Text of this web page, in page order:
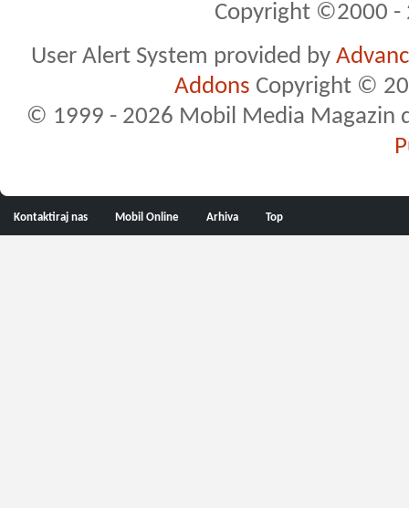
Copyright ©2000 -
User Alert System provided by
Addons Copyright ©
© 1999 - 2026 Mobil Media Magazin
Kontaktiraj nas Mobil Online Arhiva Top